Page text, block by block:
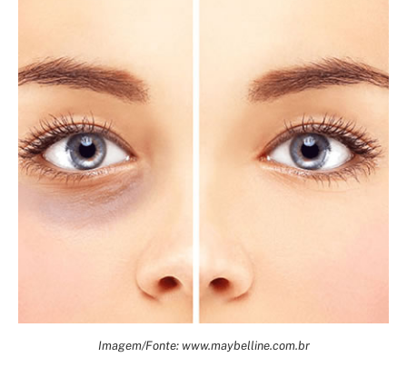
Imagem/Fonte: www.maybelline.com.br